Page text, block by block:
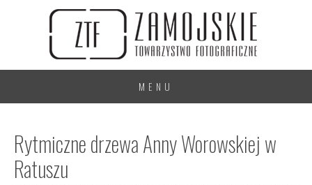
MENU
Rytmiczne drzewa Anny Worowskiej w
Ratuszu